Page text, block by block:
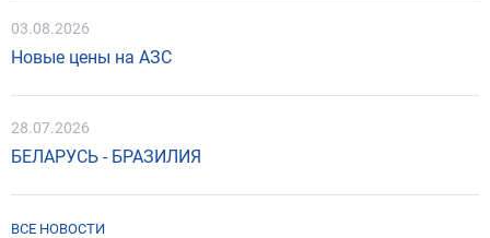
03.08.2026
Новые цены на АЗС
28.07.2026
БЕЛАРУСЬ - БРАЗИЛИЯ
ВСЕ НОВОСТИ